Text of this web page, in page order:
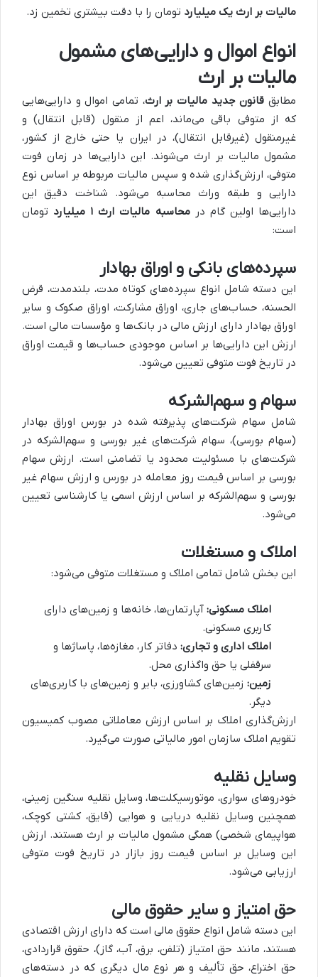
مالیات بر ارث یک میلیارد تومان را با دقت بیشتری تخمین زد.
انواع اموال و دارایی‌های مشمول
مالیات بر ارث
مطابق قانون جدید مالیات بر ارث، تمامی اموال و دارایی‌هایی
که از متوفی باقی می‌ماند، اعم از منقول (قابل انتقال) و
غیرمنقول (غیرقابل انتقال)، در ایران یا حتی خارج از کشور،
مشمول مالیات بر ارث می‌شوند. این دارایی‌ها در زمان فوت
متوفی، ارزش‌گذاری شده و سپس مالیات مربوطه بر اساس نوع
دارایی و طبقه وراث محاسبه می‌شود. شناخت دقیق این
دارایی‌ها اولین گام درمحاسبه مالیات ارث ۱ میلیارد
تومان
است:
سپرده‌های بانکی و اوراق بهادار
این دسته شامل انواع سپرده‌های کوتاه مدت، بلندمدت، قرض
الحسنه، حساب‌های جاری، اوراق مشارکت، اوراق صکوک و سایر
اوراق بهادار دارای ارزش مالی در بانک‌ها و مؤسسات مالی است.
ارزش این دارایی‌ها بر اساس موجودی حساب‌ها و قیمت اوراق
در تاریخ فوت متوفی تعیین می‌شود.
سهام و سهم‌الشرکه
شامل سهام شرکت‌های پذیرفته شده در بورس اوراق بهادار
(سهام بورسی)، سهام شرکت‌های غیر بورسی و سهم‌الشرکه در
شرکت‌های با مسئولیت محدود یا تضامنی است. ارزش سهام
بورسی بر اساس قیمت روز معامله در بورس و ارزش سهام غیر
بورسی و سهم‌الشرکه بر اساس ارزش اسمی یا کارشناسی تعیین
می‌شود.
املاک و مستغلات
این بخش شامل تمامی املاک و مستغلات متوفی می‌شود:
املاک مسکونی: آپارتمان‌ها، خانه‌ها و زمین‌های دارای
کاربری مسکونی.
املاک اداری و تجاری: دفاتر کار، مغازه‌ها، پاساژها و
سرقفلی یا حق واگذاری محل.
زمین: زمین‌های کشاورزی، بایر و زمین‌های با کاربری‌های
دیگر.
ارزش‌گذاری املاک بر اساس ارزش معاملاتی مصوب کمیسیون
تقویم املاک سازمان امور مالیاتی صورت می‌گیرد.
وسایل نقلیه
خودروهای سواری، موتورسیکلت‌ها، وسایل نقلیه سنگین زمینی،
همچنین وسایل نقلیه دریایی و هوایی (قایق، کشتی کوچک،
هواپیمای شخصی) همگی مشمول مالیات بر ارث هستند. ارزش
این وسایل بر اساس قیمت روز بازار در تاریخ فوت متوفی
ارزیابی می‌شود.
حق امتیاز و سایر حقوق مالی
این دسته شامل انواع حقوق مالی است که دارای ارزش اقتصادی
هستند، مانند حق امتیاز (تلفن، برق، آب، گاز)، حقوق قراردادی،
حق اختراع، حق تألیف و هر نوع مال دیگری که در دسته‌های